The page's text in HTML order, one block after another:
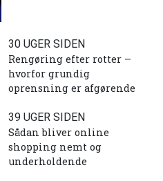
30 UGER SIDEN
Rengøring efter rotter –
hvorfor grundig
oprensning er afgørende
39 UGER SIDEN
Sådan bliver online
shopping nemt og
underholdende